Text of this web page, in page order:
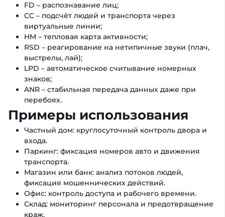
FD – распознавание лиц;
CC – подсчёт людей и транспорта через
виртуальные линии;
HM – тепловая карта активности;
RSD – реагирование на нетипичные звуки (плач,
выстрелы, лай);
LPD – автоматическое считывание номерных
знаков;
ANR – стабильная передача данных даже при
перебоях.
Примеры использования
Частный дом: круглосуточный контроль двора и
входа.
Паркинг: фиксация номеров авто и движения
транспорта.
Магазин или банк: анализ потоков людей,
фиксация мошеннических действий.
Офис: контроль доступа и рабочего времени.
Склад: мониторинг персонала и предотвращение
краж.